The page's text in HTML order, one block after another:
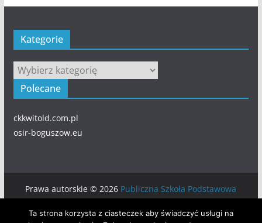
Kategorie
Kategorie
Polecane
ckkwitold.com.pl
osir-boguszow.eu
Prawa autorskie © 2026 Publiczna Szkoła Podstawowa
zastrzeżone.
Ta strona korzysta z ciasteczek aby świadczyć usługi na